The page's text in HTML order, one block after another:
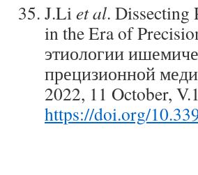
J.Liet al. Dissecting
in the Era of
этиологии
прецизионной
2022, 11 October,
https://doi.org/